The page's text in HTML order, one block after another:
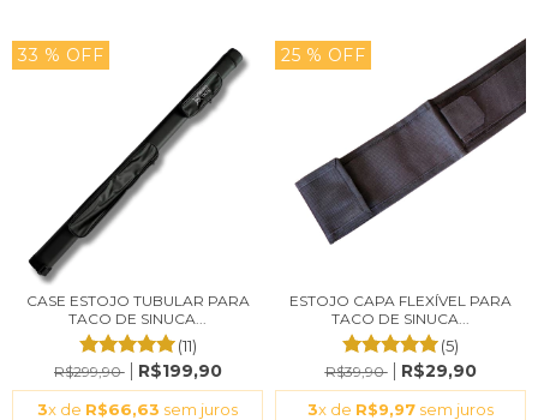
33 % OFF
CASE ESTOJO TUBULAR PARA
TACO DE SINUCA...
(11)
R$299,90 R$199,90
3x de R$66,63 sem juros
25 % OFF
ESTOJO CAPA FLEXÍVEL PARA
TACO DE SINUCA...
(5)
R$39,90 R$29,90
3x de R$9,97 sem juros